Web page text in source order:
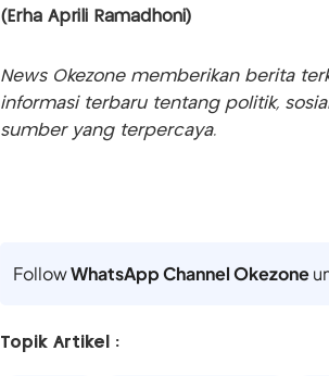
(Erha Aprili Ramadhoni)
News Okezone memberikan berita
informasi terbaru tentang politik,
sumber yang terpercaya.
FollowWhatsApp Channel Okezone
Topik Artikel :